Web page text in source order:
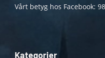
Vårt betyg hos Facebook:
Kategorier